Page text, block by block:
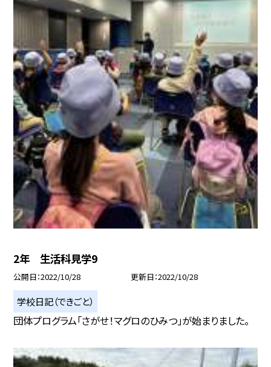
2年 生活科見学9
公開日 2022/10/28 更新日 2022/10/28
学校日記（できごと）
団体プログラム「さがせ！マグロのひみつ」が始まりました。